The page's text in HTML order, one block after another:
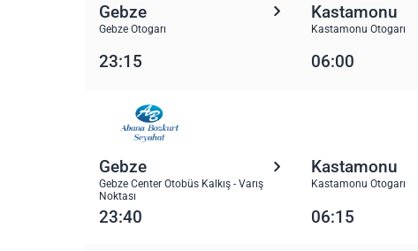
Gebze
Gebze Otogarı
Kastamonu
Kastamonu Otogarı
23:15 06:00
Gebze
Gebze Center Otobüs Kalkış - Varış
Noktası
Kastamonu
Kastamonu Otogarı
23:40 06:15